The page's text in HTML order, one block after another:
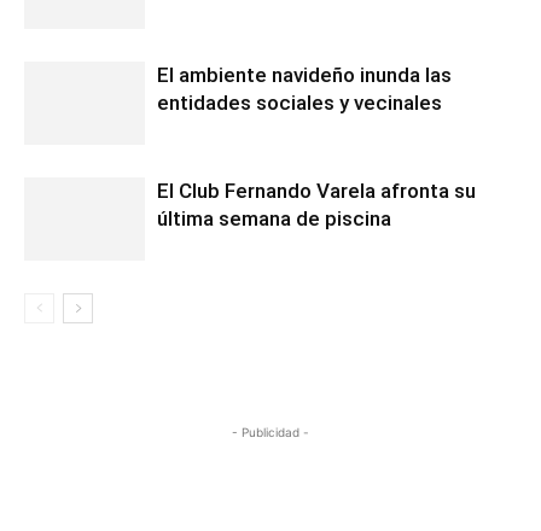
El ambiente navideño inunda las
entidades sociales y vecinales
El Club Fernando Varela afronta su
última semana de piscina
- Publicidad -